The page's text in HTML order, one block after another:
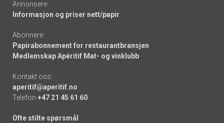
Annonsere:
Informasjon og priser nett/papir
Abonnere:
Papirabonnement for restaurantbransjen
Medlemskap Apéritif Mat- og vinklubb
Kontakt oss:
aperitif@aperitif.no
Telefon +47 21 45 61 60
Ofte stilte spørsmål